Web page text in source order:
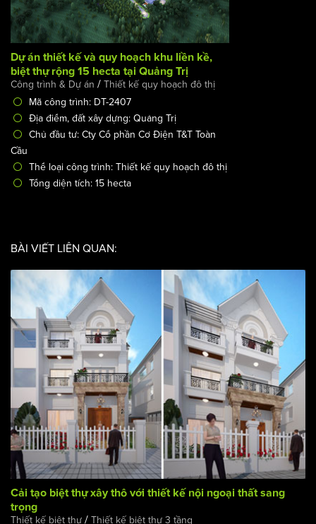
Dự án thiết kế và quy hoạch khu liền kề, biệt thự rộng 15
hecta tại Quảng Trị
Công trình & Dự án/Thiết kế quy hoạch đô thị
Địa điểm, đất xây dựng: Quảng Trị
Chủ đầu tư: Cty Cổ phần Cơ Điện T&T Toàn Cầu
BÀI VIẾT LIÊN QUAN: